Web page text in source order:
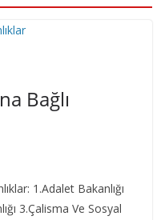
Bağlı
1.Adalet Bakanlığı
3.Çalisma Ve Sosyal